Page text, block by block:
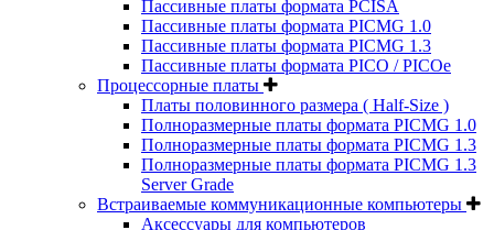
Пассивные платы формата PCISA
Пассивные платы формата PICMG 1.0
Пассивные платы формата PICMG 1.3
Пассивные платы формата PICO / PICOe
Процессорные платы
Платы половинного размера ( Half-Size )
Полноразмерные платы формата PICMG 1.0
Полноразмерные платы формата PICMG 1.3
Полноразмерные платы формата PICMG 1.3
Server Grade
Встраиваемые коммуникационные компьютеры
Аксессуары для компьютеров